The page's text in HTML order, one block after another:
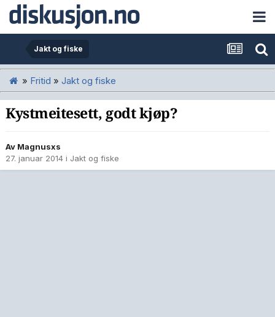
Jakt og fiske
» Fritid » Jakt og fiske
Kystmeitesett, godt kjøp?
Av Magnusxs
27. januar 2014 i Jakt og fiske